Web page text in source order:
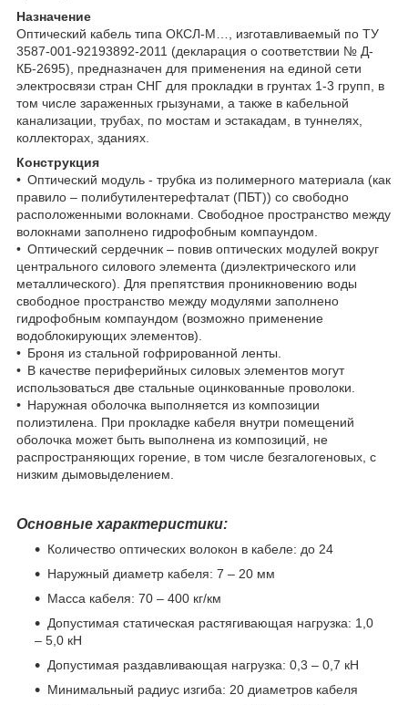
Назначение
Оптический кабель типа ОКСЛ-М…, изготавливаемый по ТУ
3587-001-92193892-2011 (декларация о соответствии № Д-
КБ-2695), предназначен для применения на единой сети
электросвязи стран СНГ для прокладки в грунтах 1-3 групп, в
том числе зараженных грызунами, а также в кабельной
канализации, трубах, по мостам и эстакадам, в туннелях,
коллекторах, зданиях.
Конструкция
• Оптический модуль - трубка из полимерного материала (как
правило – полибутилентерефталат (ПБТ)) со свободно
расположенными волокнами. Свободное пространство между
волокнами заполнено гидрофобным компаундом.
• Оптический сердечник – повив оптических модулей вокруг
центрального силового элемента (диэлектрического или
металлического). Для препятствия проникновению воды
свободное пространство между модулями заполнено
гидрофобным компаундом (возможно применение
водоблокирующих элементов).
• Броня из стальной гофрированной ленты.
• В качестве периферийных силовых элементов могут
использоваться две стальные оцинкованные проволоки.
• Наружная оболочка выполняется из композиции
полиэтилена. При прокладке кабеля внутри помещений
оболочка может быть выполнена из композиций, не
распространяющих горение, в том числе безгалогеновых, с
низким дымовыделением.
Основные характеристики:
Количество оптических волокон в кабеле: до 24
Наружный диаметр кабеля: 7 – 20 мм
Масса кабеля: 70 – 400 кг/км
Допустимая статическая растягивающая нагрузка: 1,0
– 5,0 кН
Допустимая раздавливающая нагрузка: 0,3 – 0,7 кН
Минимальный радиус изгиба: 20 диаметров кабеля